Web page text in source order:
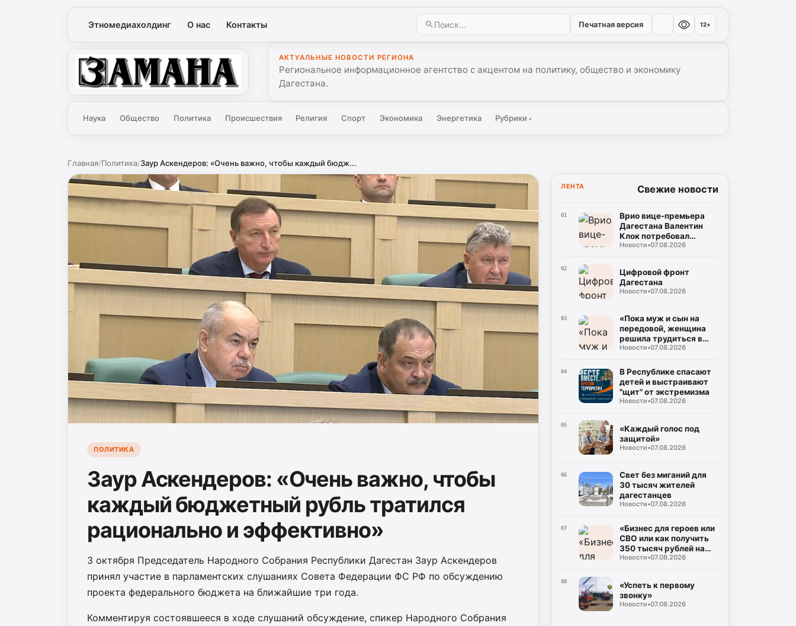
Этномедиахолдинг О нас Контакты Печатная версия 12+
Замана
АКТУАЛЬНЫЕ НОВОСТИ РЕГИОНА
Региональное информационное агентство с акцентом на политику, общество и экономику
Дагестана.
Наука Общество Политика Происшествия Религия Спорт Экономика Энергетика Рубрики▾
Главная/Политика/Заур Аскендеров: «Очень важно, чтобы каждый бюдж...
ПОЛИТИКА
Заур Аскендеров: «Очень важно, чтобы
каждый бюджетный рубль тратился
рационально и эффективно»
3 октября Председатель Народного Собрания Республики Дагестан Заур Аскендеров
принял участие в парламентских слушаниях Совета Федерации ФС РФ по обсуждению
проекта федерального бюджета на ближайшие три года.
Комментируя состоявшееся в ходе слушаний обсуждение, спикер Народного Собрания
ЛЕНТА Свежие новости
01
Врио вице-премьера
Дагестана Валентин
Клок потребовал
устранить замечания
Новости•07.08.2026
02
Цифровой фронт
Дагестана
Новости•07.08.2026
03
«Пока муж и сын на
передовой, женщина
решила трудиться в
тылу»
Новости•07.08.2026
04
В Республике спасают
детей и выстраивают
"щит" от экстремизма
Новости•07.08.2026
05
«Каждый голос под
защитой»
Новости•07.08.2026
06
Свет без миганий для
30 тысяч жителей
дагестанцев
Новости•07.08.2026
07
«Бизнес для героев или
СВО или как получить
350 тысяч рублей на
свое дело без справок о
Новости•07.08.2026
08
«Успеть к первому
звонку»
Новости•07.08.2026